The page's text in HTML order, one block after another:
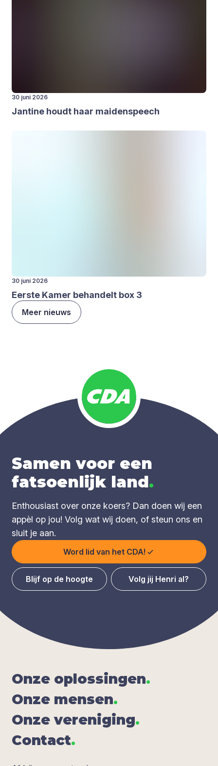
30 juni 2026
Jan­ti­ne houdt haar mai­den­speech
30 juni 2026
Eer­ste Kamer behan­delt box 3
Meer nieuws
Samen voor een
fatsoenlijk land.
Enthousiast over onze koers? Dan doen wij een
appèl op jou! Volg wat wij doen, of steun ons en
sluit je aan.
Word lid van het CDA!
Blijf op de hoogte Volg jij Henri al?
Onze oplos­sin­gen.
Onze men­sen.
Onze ver­e­ni­ging.
Con­tact.